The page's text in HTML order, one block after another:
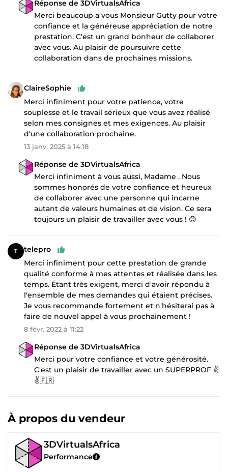
Réponse de 3DVirtualsAfrica
Merci beaucoup a vous Monsieur Gutty pour votre
confiance et la généreuse appréciation de notre
prestation. C'est un grand bonheur de collaborer
avec vous. Au plaisir de poursuivre cette
collaboration dans de prochaines missions.
ClaireSophie
Merci infiniment pour votre patience, votre
souplesse et le travail sérieux que vous avez réalisé
selon mes consignes et mes exigences. Au plaisir
d'une collaboration prochaine.
13 janv. 2025 à 14:18
Réponse de 3DVirtualsAfrica
Merci infiniment à vous aussi, Madame . Nous
sommes honorés de votre confiance et heureux
de collaborer avec une personne qui incarne
autant de valeurs humaines et de vision. Ce sera
toujours un plaisir de travailler avec vous ! 😊
telepro
Merci infiniment pour cette prestation de grande
qualité conforme à mes attentes et réalisée dans les
temps. Étant très exigent, merci d'avoir répondu à
l'ensemble de mes demandes qui étaient précises.
Je vous recommande fortement et n'hésiterai pas à
faire de nouvel appel à vous prochainement !
8 févr. 2022 à 11:22
Réponse de 3DVirtualsAfrica
Merci pour votre confiance et votre générosité.
C'est un plaisir de travailler avec un SUPERPROF ✌️
✌️🇫🇷
À propos du vendeur
3DVirtualsAfrica
Performance